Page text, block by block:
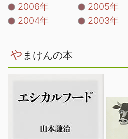
2006年
2005年
2004年
2003年
や まけんの本